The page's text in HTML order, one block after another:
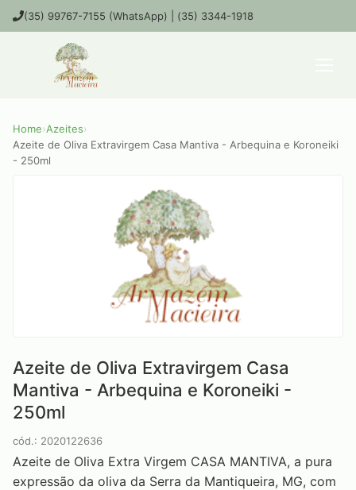
(35) 99767-7155 (WhatsApp) | (35) 3344-1918
Home›Azeites›
Azeite de Oliva Extravirgem Casa Mantiva - Arbequina e Koroneiki
- 250ml
Azeite de Oliva Extravirgem Casa
Mantiva - Arbequina e Koroneiki -
250ml
cód.: 2020122636
Azeite de Oliva Extra Virgem CASA MANTIVA, a pura
expressão da oliva da Serra da Mantiqueira, MG, com